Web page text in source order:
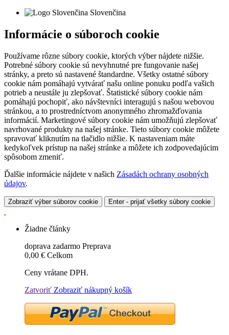
Slovenčina
Informácie o súboroch cookie
Používame rôzne súbory cookie, ktorých výber nájdete nižšie.
Potrebné súbory cookie sú nevyhnutné pre fungovanie našej
stránky, a preto sú nastavené štandardne. Všetky ostatné súbory
cookie nám pomáhajú vytvárať našu online ponuku podľa vašich
potrieb a neustále ju zlepšovať. Štatistické súbory cookie nám
pomáhajú pochopiť, ako návštevníci interagujú s našou webovou
stránkou, a to prostredníctvom anonymného zhromažďovania
informácií. Marketingové súbory cookie nám umožňujú zlepšovať
navrhované produkty na našej stránke. Tieto súbory cookie môžete
spravovať kliknutím na tlačidlo nižšie. K nastaveniam máte
kedykoľvek prístup na našej stránke a môžete ich zodpovedajúcim
spôsobom zmeniť.
Ďalšie informácie nájdete v našich Zásadách ochrany osobných
údajov.
Zobraziť výber súborov cookie Enter - prijať všetky súbory cookie
Žiadne články
doprava zadarmo Preprava
0,00 € Celkom
Ceny vrátane DPH.
Zatvoriť Zobraziť nákupný košík